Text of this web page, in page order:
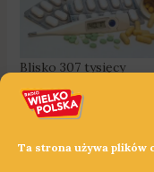
Ta strona używa plików
Blisko 307 tysięcy
Wielkopolan
zachorowało w tym
na grypę
In "grypa"